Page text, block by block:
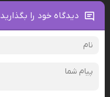
دیدگاه خود را بگذارید